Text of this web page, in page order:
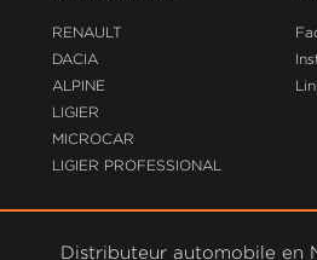
RENAULT
DACIA
ALPINE
LIGIER
MICROCAR
LIGIER PROFESSIONAL
Distributeur automobile en